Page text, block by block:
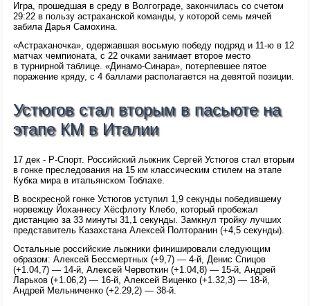
Игра, прошедшая в среду в Волгограде, закончилась со счетом
29:22 в пользу астраханской команды, у которой семь мячей
забила Дарья Самохина.
«Астраханочка», одержавшая восьмую победу подряд и 11-ю в 12
матчах чемпионата, с 22 очками занимает второе место
в турнирной таблице. «Динамо-Синара», потерпевшее пятое
поражение кряду, с 4 баллами располагается на девятой позиции.
Устюгов стал вторым в пасьюте на
этапе КМ в Италии
17 дек - Р-Спорт. Российский лыжник Сергей Устюгов стал вторым
в гонке преследования на 15 км классическим стилем на этапе
Кубка мира в итальянском Тоблахе.
В воскресной гонке Устюгов уступил 1,9 секунды победившему
норвежцу Йоханнесу Хёсфлоту Клебо, который пробежал
дистанцию за 33 минуты 31,1 секунды. Замкнул тройку лучших
представитель Казахстана Алексей Полторанин (+4,5 секунды).
Остальные российские лыжники финишировали следующим
образом: Алексей Бессмертных (+9,7) — 4-й, Денис Спицов
(+1.04,7) — 14-й, Алексей Червоткин (+1.04,8) — 15-й, Андрей
Ларьков (+1.06,2) — 16-й, Алексей Виценко (+1.32,3) — 18-й,
Андрей Мельниченко (+2.29,2) — 38-й.